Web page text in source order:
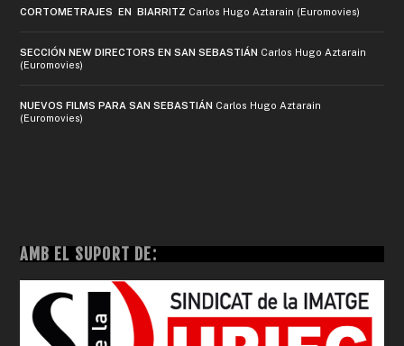
CORTOMETRAJES EN BIARRITZ Carlos Hugo Aztarain (Euromovies)
SECCIÓN NEW DIRECTORS EN SAN SEBASTIÁN Carlos Hugo Aztarain
(Euromovies)
NUEVOS FILMS PARA SAN SEBASTIÁN Carlos Hugo Aztarain
(Euromovies)
AMB EL SUPORT DE: